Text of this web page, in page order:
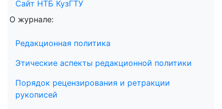
Сайт НТБ КузГТУ
О журнале:
Редакционная политика
Этические аспекты редакционной политики
Порядок рецензирования и ретракции
рукописей